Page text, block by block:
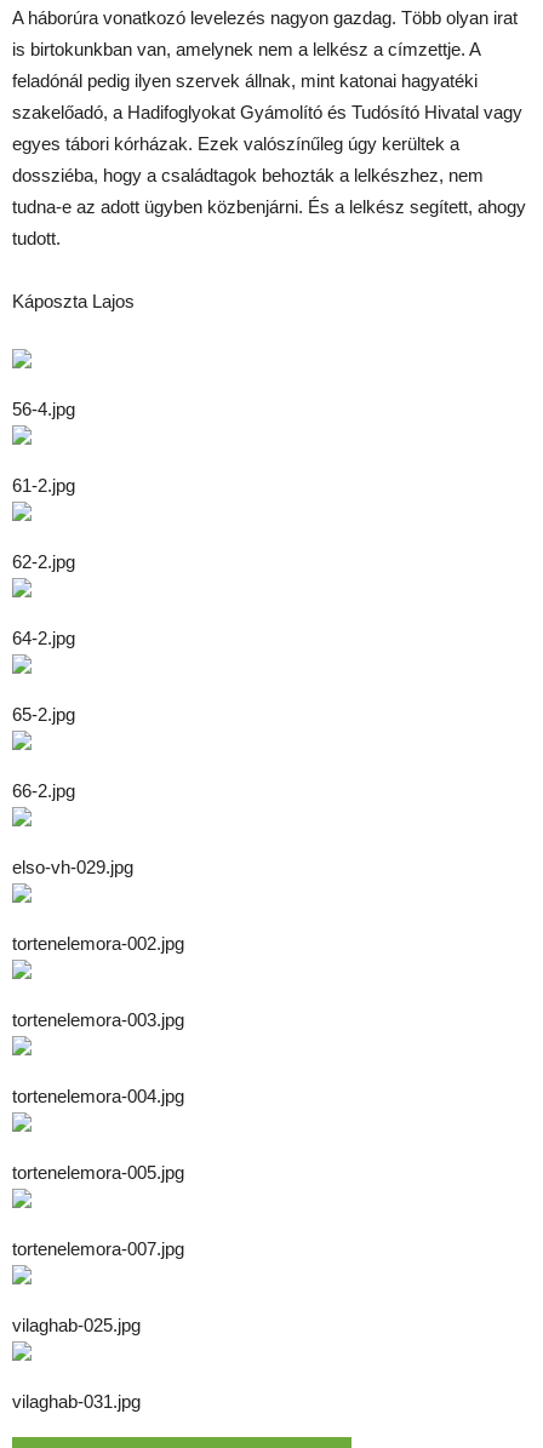
A háborúra vonatkozó levelezés nagyon gazdag. Több olyan irat
is birtokunkban van, amelynek nem a lelkész a címzettje. A
feladónál pedig ilyen szervek állnak, mint katonai hagyatéki
szakelőadó, a Hadifoglyokat Gyámolító és Tudósító Hivatal vagy
egyes tábori kórházak. Ezek valószínűleg úgy kerültek a
dossziéba, hogy a családtagok behozták a lelkészhez, nem
tudna-e az adott ügyben közbenjárni. És a lelkész segített, ahogy
tudott.
Káposzta Lajos
56-4.jpg
61-2.jpg
62-2.jpg
64-2.jpg
65-2.jpg
66-2.jpg
elso-vh-029.jpg
tortenelemora-002.jpg
tortenelemora-003.jpg
tortenelemora-004.jpg
tortenelemora-005.jpg
tortenelemora-007.jpg
vilaghab-025.jpg
vilaghab-031.jpg